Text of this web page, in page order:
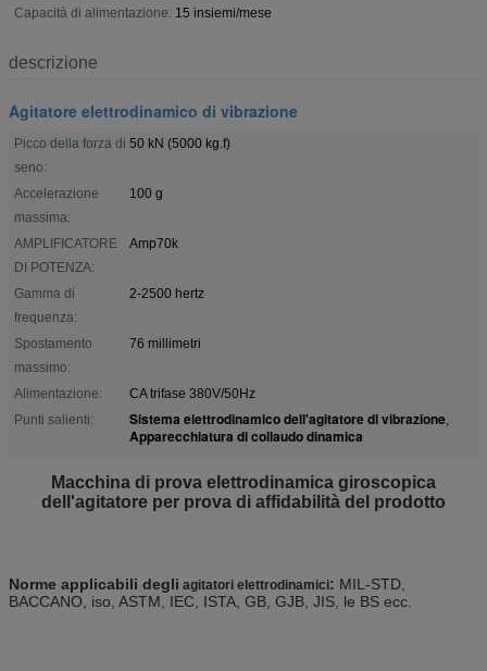
Capacità di alimentazione: 15 insiemi/mese
descrizione
Agitatore elettrodinamico di vibrazione
Picco della forza di
seno:
50 kN (5000 kg.f)
Accelerazione
massima:
100 g
AMPLIFICATORE
DI POTENZA:
Amp70k
Gamma di
frequenza:
2-2500 hertz
Spostamento
massimo:
76 millimetri
Alimentazione:
CA trifase 380V/50Hz
Punti salienti:
Sistema elettrodinamico dell'agitatore di vibrazione,
Apparecchiatura di collaudo dinamica
Macchina di prova elettrodinamica giroscopica
dell'agitatore per prova di affidabilità del prodotto
Norme applicabili degli agitatori elettrodinamici: MIL-STD,
BACCANO, iso, ASTM, IEC, ISTA, GB, GJB, JIS, le BS ecc.